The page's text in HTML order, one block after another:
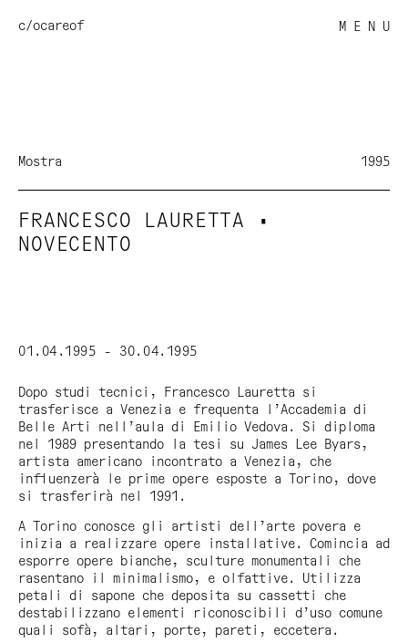
c/ocareof M E N U
Mostra 1995
FRANCESCO LAURETTA •
NOVECENTO
01.04.1995 - 30.04.1995
Dopo studi tecnici, Francesco Lauretta si
trasferisce a Venezia e frequenta l’Accademia di
Belle Arti nell’aula di Emilio Vedova. Si diploma
nel 1989 presentando la tesi su James Lee Byars,
artista americano incontrato a Venezia, che
influenzerà le prime opere esposte a Torino, dove
si trasferirà nel 1991.
A Torino conosce gli artisti dell’arte povera e
inizia a realizzare opere installative. Comincia ad
esporre opere bianche, sculture monumentali che
rasentano il minimalismo, e olfattive. Utilizza
petali di sapone che deposita su cassetti che
destabilizzano elementi riconoscibili d’uso comune
quali sofà, altari, porte, pareti, eccetera.